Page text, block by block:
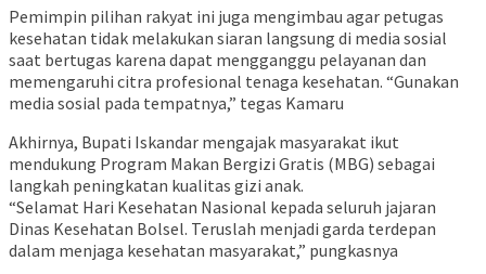
Pemimpin pilihan rakyat ini juga mengimbau agar petugas
kesehatan tidak melakukan siaran langsung di media sosial
saat bertugas karena dapat mengganggu pelayanan dan
memengaruhi citra profesional tenaga kesehatan. “Gunakan
media sosial pada tempatnya,” tegas Kamaru
Akhirnya, Bupati Iskandar mengajak masyarakat ikut
mendukung Program Makan Bergizi Gratis (MBG) sebagai
langkah peningkatan kualitas gizi anak.
“Selamat Hari Kesehatan Nasional kepada seluruh jajaran
Dinas Kesehatan Bolsel. Teruslah menjadi garda terdepan
dalam menjaga kesehatan masyarakat,” pungkasnya